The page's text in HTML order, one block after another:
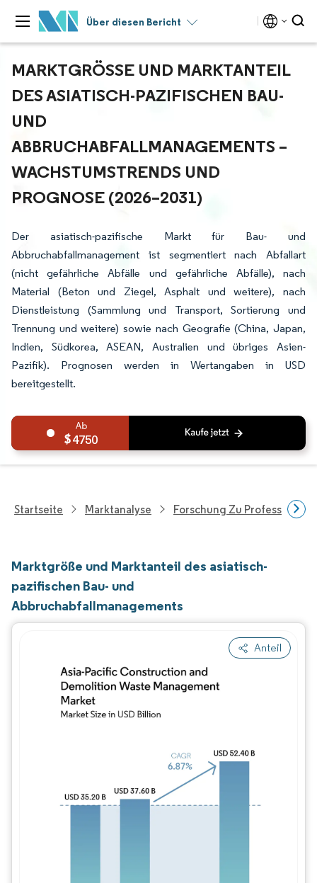
Über diesen Bericht
MARKTGRÖSSE UND MARKTANTEIL D
ES ASIATISCH-PAZIFISCHEN BAU- U
ND A
BBRUCHABFALLMANAGEMENTS – W
ACHSTUMSTRENDS UND P
ROGNOSE (2026–2031)
Der asiatisch-pazifische Markt für Bau- und
Abbruchabfallmanagement ist segmentiert nach Abfallart
(nicht gefährliche Abfälle und gefährliche Abfälle), nach
Material (Beton und Ziegel, Asphalt und weitere), nach
Dienstleistung (Sammlung und Transport, Sortierung und
Trennung und weitere) sowie nach Geografie (China, Japan,
Indien, Südkorea, ASEAN, Australien und übriges Asien-
Pazifik). Prognosen werden in Wertangaben in USD
bereitgestellt.
4750
Startseite Marktanalyse Forschung Zu
Marktgröße und Marktanteil des asiatisch-
pazifischen Bau- und
Abbruchabfallmanagements
Anteil
Bild © Mordor Intelligence.